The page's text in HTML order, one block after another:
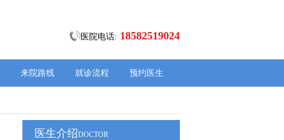
医院电话: 18582519024
来院路线 就诊流程 预约医生
医生介绍DOCTOR